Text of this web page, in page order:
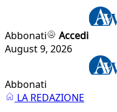
Abbonati
Accedi
August 9, 2026
Abbonati
LA REDAZIONE